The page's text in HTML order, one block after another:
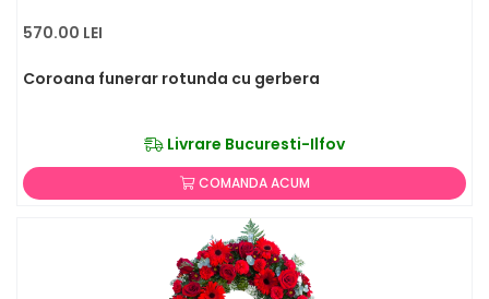
570.00 LEI
Coroana funerar rotunda cu gerbera
Livrare Bucuresti-Ilfov
COMANDA ACUM